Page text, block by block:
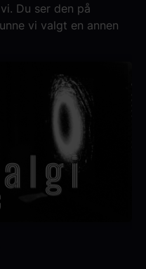
Du ser den på
vi valgt en annen
kino kl.